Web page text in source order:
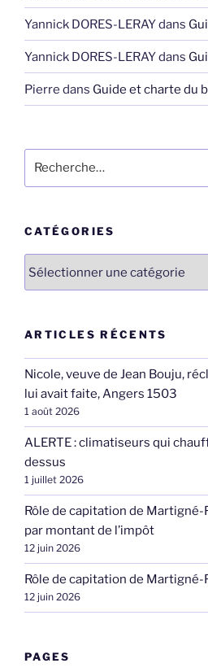
Yannick DORES-LERAYdans
Yannick DORES-LERAYdans
Pierre dans Guide et charte du
pour
CATÉGORIES
ARTICLES RÉCENTS
Nicole, veuve de Jean Bouju,
lui avait faite, Angers 1503
1 août 2026
ALERTE : climatiseurs qui
dessus
1 juillet 2026
Rôle de capitation de Martigné-
par montant de l’impôt
12 juin 2026
Rôle de capitation de Martigné-
12 juin 2026
PAGES